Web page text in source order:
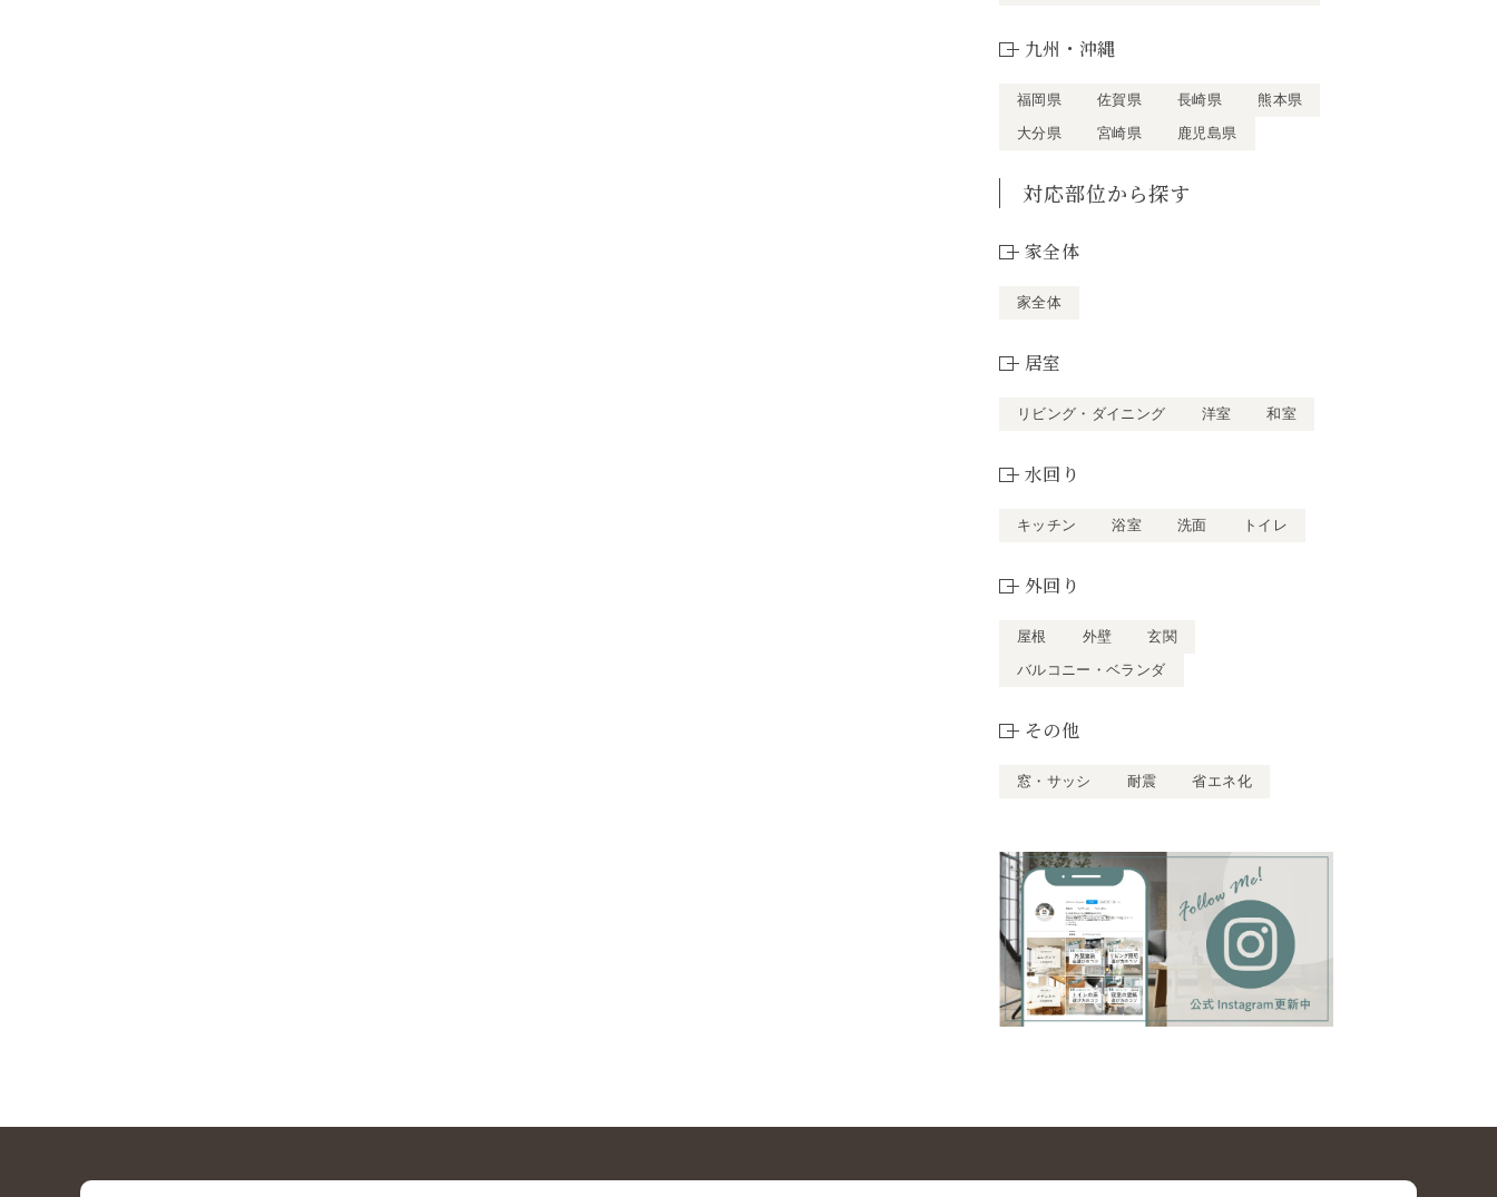
九州・沖縄
福岡県 佐賀県 長崎県
熊本県
大分県
宮崎県 鹿児島県
対応部位から探す
家全体
家全体
居室
リビング・ダイニング 洋室 和室
水回り
キッチン 浴室 洗面 トイレ
外回り
屋根 外壁
玄関
バルコニー・ベランダ
その他
窓・サッシ 耐震 省エネ化